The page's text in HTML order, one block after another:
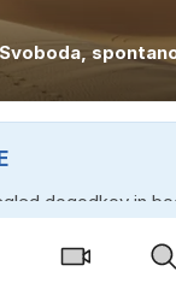
dogodkov in